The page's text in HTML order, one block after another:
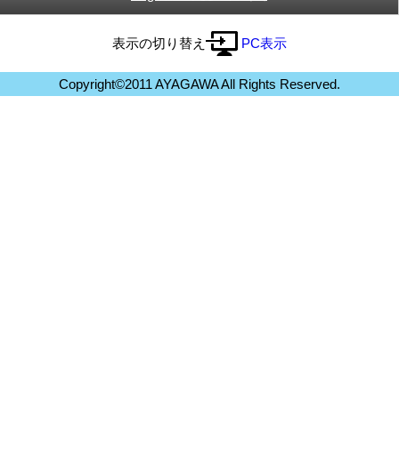
表示の切り替え PC表示
Copyright©2011 AYAGAWA All Rights Reserved.